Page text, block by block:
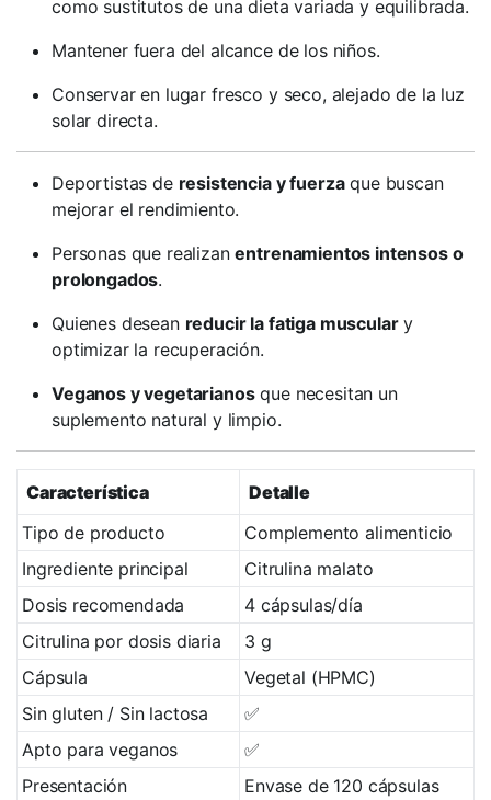
como sustitutos de una dieta variada y equilibrada.
Mantener fuera del alcance de los niños.
Conservar en lugar fresco y seco, alejado de la luz
solar directa.
Deportistas de resistencia y fuerzaque buscan
mejorar el rendimiento.
Personas que realizanentrenamientos intensos o
prolongados.
Quienes desean reducir la fatiga musculary
optimizar la recuperación.
Veganos y vegetarianosque necesitan un
suplemento natural y limpio.
Característica
Detalle
Tipo de producto
Complemento alimenticio
Ingrediente principal
Citrulina malato
Dosis recomendada
4 cápsulas/día
Citrulina por dosis diaria
3 g
Cápsula
Vegetal (HPMC)
Sin gluten / Sin lactosa
✅
Apto para veganos
✅
Presentación
Envase de 120 cápsulas